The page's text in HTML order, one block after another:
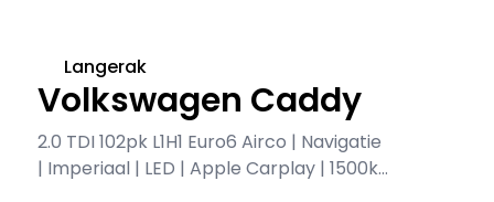
Volkswagen Caddy
2.0 TDI 102pk L1H1 Euro6 Airco | Navigatie
| Imperiaal | LED | Apple Carplay | 1500kg
Langerak